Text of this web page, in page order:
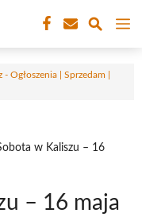
- Ogłoszenia | Sprzedam |
w Kaliszu – 16
– 16 maja